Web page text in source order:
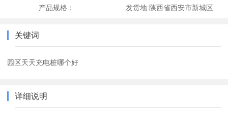
产品规格： 发货地:陕西省西安市新城区
关键词
园区天天充电桩哪个好
详细说明